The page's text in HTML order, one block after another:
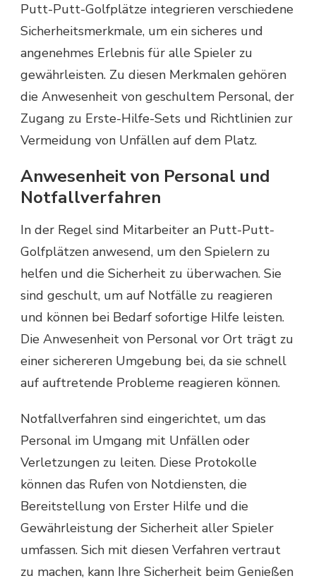
Putt-Putt-Golfplätze integrieren verschiedene
Sicherheitsmerkmale, um ein sicheres und
angenehmes Erlebnis für alle Spieler zu
gewährleisten. Zu diesen Merkmalen gehören
die Anwesenheit von geschultem Personal, der
Zugang zu Erste-Hilfe-Sets und Richtlinien zur
Vermeidung von Unfällen auf dem Platz.
Anwesenheit von Personal und
Notfallverfahren
In der Regel sind Mitarbeiter an Putt-Putt-
Golfplätzen anwesend, um den Spielern zu
helfen und die Sicherheit zu überwachen. Sie
sind geschult, um auf Notfälle zu reagieren
und können bei Bedarf sofortige Hilfe leisten.
Die Anwesenheit von Personal vor Ort trägt zu
einer sichereren Umgebung bei, da sie schnell
auf auftretende Probleme reagieren können.
Notfallverfahren sind eingerichtet, um das
Personal im Umgang mit Unfällen oder
Verletzungen zu leiten. Diese Protokolle
können das Rufen von Notdiensten, die
Bereitstellung von Erster Hilfe und die
Gewährleistung der Sicherheit aller Spieler
umfassen. Sich mit diesen Verfahren vertraut
zu machen, kann Ihre Sicherheit beim Genießen